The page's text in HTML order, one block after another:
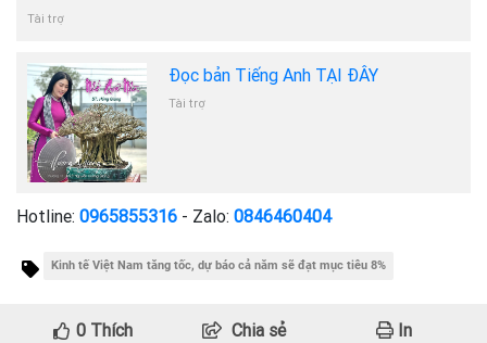
Tài trợ
Đọc bản Tiếng Anh TẠI ĐÂY
Tài trợ
Hotline: 0965855316 - Zalo: 0846460404
Kinh tế Việt Nam tăng tốc, dự báo cả năm sẽ đạt mục tiêu 8%
0Thích Chia sẻ In